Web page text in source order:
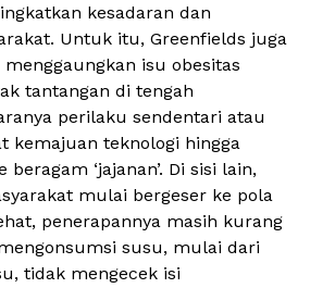
kesadaran dan
Untuk itu, Greenfields juga
isu obesitas
tantangan di tengah
perilaku sendentari atau
kemajuan teknologi hingga
‘jajanan’. Di sisi lain,
mulai bergeser ke pola
penerapannya masih kurang
susu, mulai dari
tidak mengecek isi